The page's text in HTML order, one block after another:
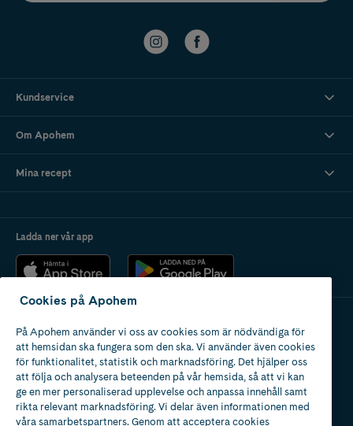
Kundservice
Om Apohem
Mina recept
Ladda ner vår app
Apotek med tillstånd
av Läkemedelsverket
Cookies på Apohem
På Apohem använder vi oss av cookies som är nödvändiga för
att hemsidan ska fungera som den ska. Vi använder även cookies
för funktionalitet, statistik och marknadsföring. Det hjälper oss
att följa och analysera beteenden på vår hemsida, så att vi kan
ge en mer personaliserad upplevelse och anpassa innehåll samt
rikta relevant marknadsföring. Vi delar även informationen med
våra samarbetspartners. Genom att acceptera cookies